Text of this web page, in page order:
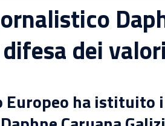
dei
Europeo ha istituito